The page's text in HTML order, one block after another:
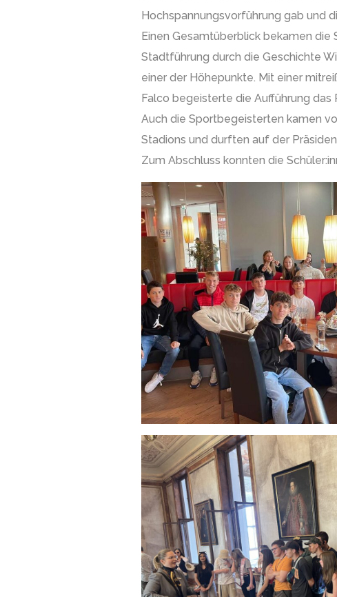
Hochspannungsvorführung gab und
Einen Gesamtüberblick bekamen die
Stadtführung durch die Geschichte
einer der Höhepunkte. Mit einer
Falco begeisterte die Aufführung
Auch die Sportbegeisterten kamen
Stadions und durften auf der
Zum Abschluss konnten die